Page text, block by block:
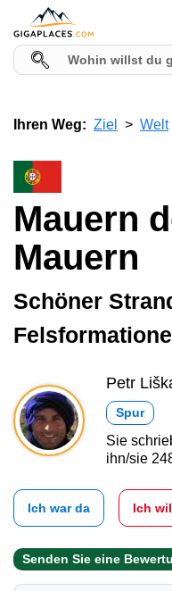
Ihren Weg: Ziel Welt
Mauern
Mauern
Schöner
Petr
Spur
Sie
ihn/sie
Ich war da Ich
Senden Sie eine